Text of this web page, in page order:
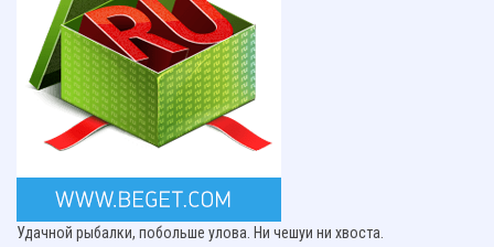
Удачной рыбалки, побольше улова. Ни чешуи ни хвоста.